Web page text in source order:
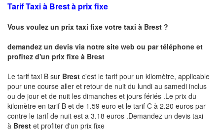
Tarif Taxi à Brest à prix fixe
Vous voulez un prix taxi fixe votre taxi à Brest ?
demandez un devis via notre site web ou par téléphone et
profitez d'un prix fixe à Brest
Le tarif taxi B sur Brest c'est le tarif pour un kilomètre, applicable
pour une course aller et retour de nuit du lundi au samedi inclus
ou de jour et de nuit les dimanches et jours fériés .Le prix du
kilomètre en tarif B et de 1.59 euro et le tarif C à 2.20 euros par
contre le tarif de nuit est a 3.18 euros .Demandez un devis taxi
à Brest et profiter d'un prix fixe